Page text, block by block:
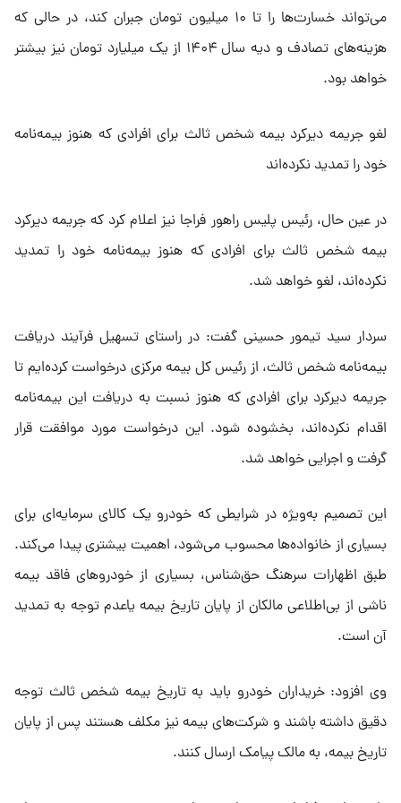
می‌تواند خسارت‌ها را تا ۱۰ میلیون تومان جبران کند، در حالی که
هزینه‌های تصادف و دیه سال ۱۴۰۴ از یک میلیارد تومان نیز بیشتر
خواهد بود.
لغو جریمه دیرکرد بیمه شخص ثالث برای افرادی که هنوز بیمه‌نامه
خود را تمدید نکرده‌اند
در عین حال، رئیس پلیس راهور فراجا نیز اعلام کرد که جریمه دیرکرد
بیمه شخص ثالث برای افرادی که هنوز بیمه‌نامه خود را تمدید
نکرده‌اند، لغو خواهد شد.
سردار سید تیمور حسینی گفت: در راستای تسهیل فرآیند دریافت
بیمه‌نامه شخص ثالث، از رئیس کل بیمه مرکزی درخواست کرده‌ایم تا
جریمه دیرکرد برای افرادی که هنوز نسبت به دریافت این بیمه‌نامه
اقدام نکرده‌اند، بخشوده شود. این درخواست مورد موافقت قرار
گرفت و اجرایی خواهد شد.
این تصمیم به‌ویژه در شرایطی که خودرو یک کالای سرمایه‌ای برای
بسیاری از خانواده‌ها محسوب می‌شود، اهمیت بیشتری پیدا می‌کند.
طبق اظهارات سرهنگ حق‌شناس، بسیاری از خودروهای فاقد بیمه
ناشی از بی‌اطلاعی مالکان از پایان تاریخ بیمه یاعدم توجه به تمدید
آن است.
وی افزود: خریداران خودرو باید به تاریخ بیمه شخص ثالث توجه
دقیق داشته باشند و شرکت‌های بیمه نیز مکلف هستند پس از پایان
تاریخ بیمه، به مالک پیامک ارسال کنند.